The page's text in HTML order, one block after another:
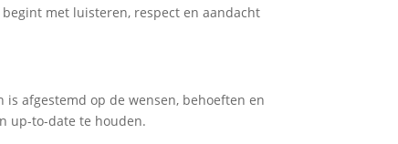
met luisteren, respect en aandacht
afgestemd op de wensen, behoeften en
up-to-date te houden.